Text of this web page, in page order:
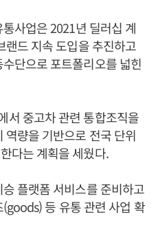
사업은 2021년 딜러십 계
랜드 지속 도입을 추진하고
단으로 포트폴리오를 넓힌
서 중고차 관련 통합조직을
량을 기반으로 전국 단위
다는 계획을 세웠다.
플랫폼 서비스를 준비하고
등 유통 관련 사업 확